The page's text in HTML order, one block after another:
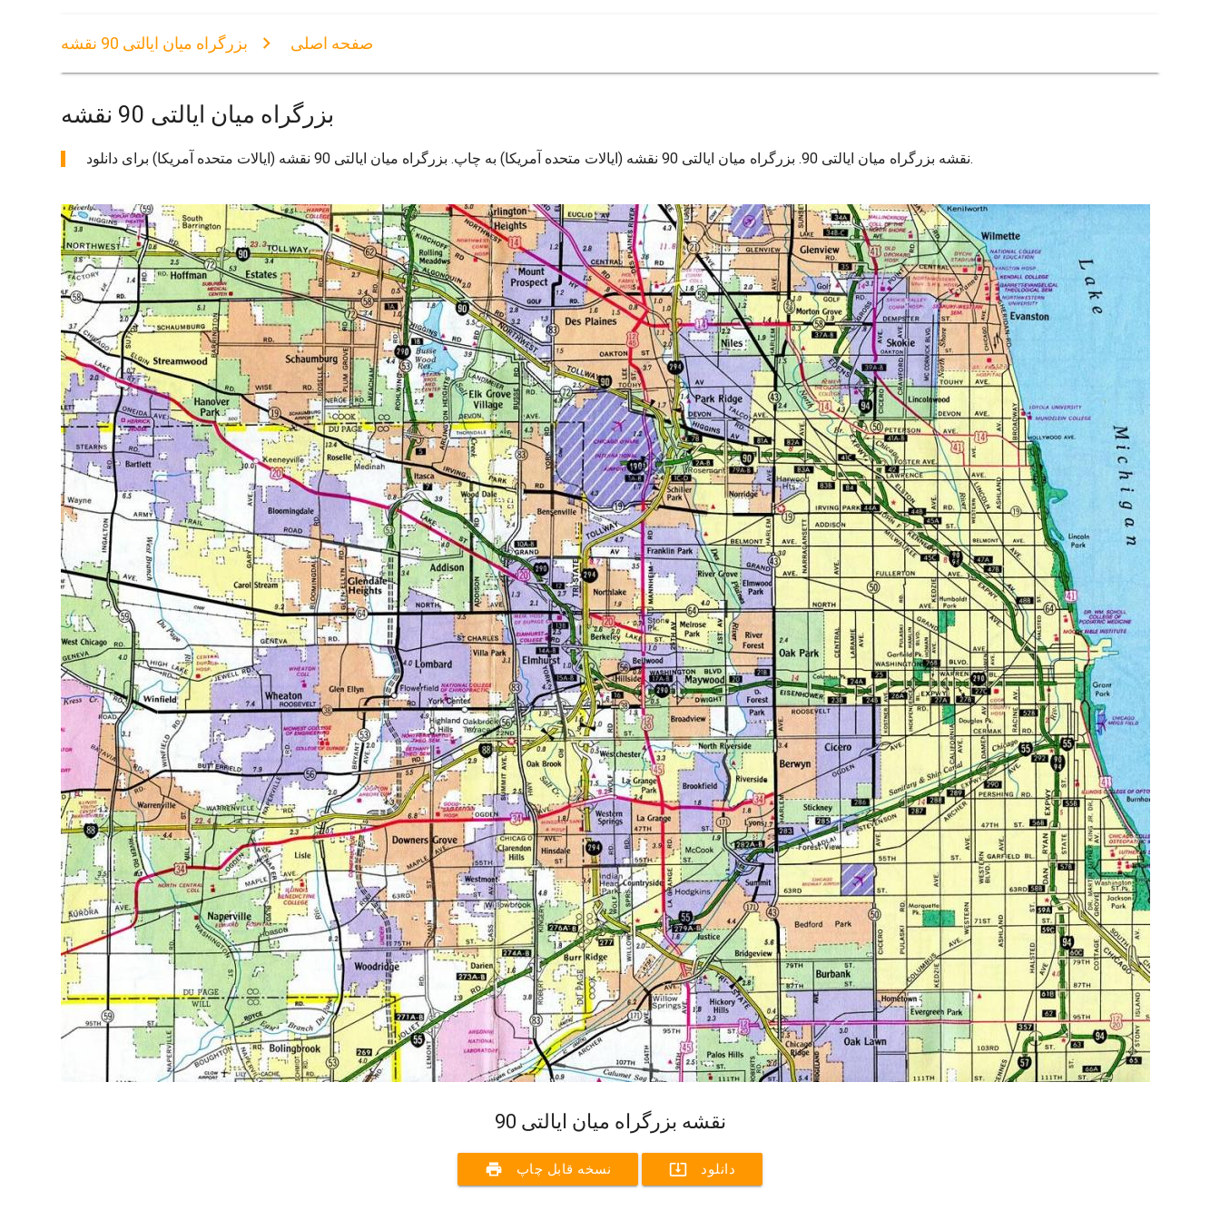
صفحه اصلی بزرگراه میان ایالتی 90 نقشه
بزرگراه میان ایالتی 90 نقشه
نقشه بزرگراه میان ایالتی 90. بزرگراه میان ایالتی 90 نقشه (ایالات متحده آمریکا) به چاپ. بزرگراه میان ایالتی 90 نقشه (ایالات متحده آمریکا) برای دانلود.
نقشه بزرگراه میان ایالتی 90
print نسخه قابل چاپ system_update_alt دانلود